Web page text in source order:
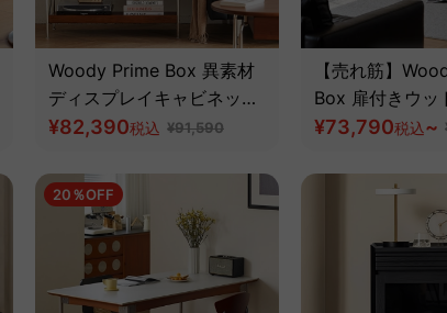
Woody Prime Box 異素材
ディスプレイキャビネット
【高級天然ツゲ材】
¥82,390税込 ¥91,590
【売れ筋】
Box 扉付きウッ
ド|高品質木材が
級天然ツゲ材】
¥73,790税込~
20％OFF